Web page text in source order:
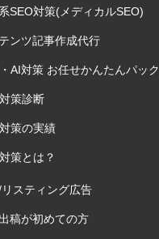
SEO対策(メディカルSEO)
ンツ記事作成代行
AI対策 お任せかんたんパック
策診断
策の実績
策とは？
スティング広告
稿が初めての方